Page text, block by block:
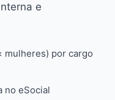
e
mulheres) por cargo
no eSocial